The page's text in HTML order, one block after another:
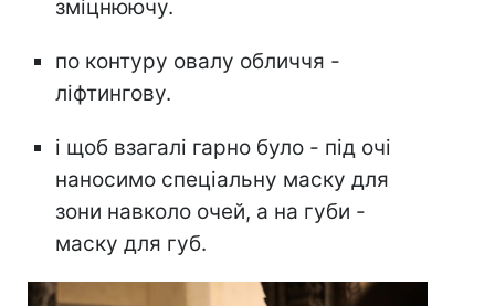
зміцнюючу.
по контуру овалу обличчя -
ліфтингову.
і щоб взагалі гарно було - під очі
наносимо спеціальну маску для
зони навколо очей, а на губи -
маску для губ.